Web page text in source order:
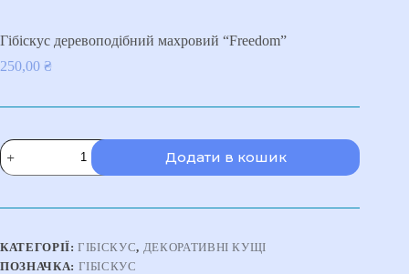
Гібіскус деревоподібний махровий “Freedom”
250,00 ₴
Гібіскус
деревоподібний
махровий
кількість
Додати в кошик
КАТЕГОРІЇ:ГІБІСКУС, ДЕКОРАТИВНІ КУЩІ
ПОЗНАЧКА: ГІБІСКУС